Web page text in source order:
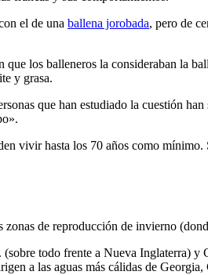
el de una ballena jorobada, pero de
los balleneros la consideraban la
y grasa.
que han estudiado la cuestión
vivir hasta los 70 años como
de reproducción de invierno
todo frente a Nueva Inglaterra) y
a las aguas más cálidas de